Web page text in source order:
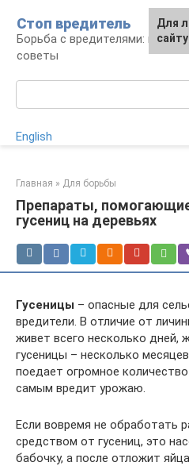
контенту
Стоп вредитель
Борьба с вредителями:
советы
English
Главная » Для борьбы
Препараты,
гусениц на деревьях
Гусеницы – опасные для
вредители. В отличие от
живет всего несколько дней,
гусеницы – несколько
поедает огромное
самым вредит урожаю.
Если вовремя не обработать
средством от гусениц, это
бабочку, а после отложит
Для